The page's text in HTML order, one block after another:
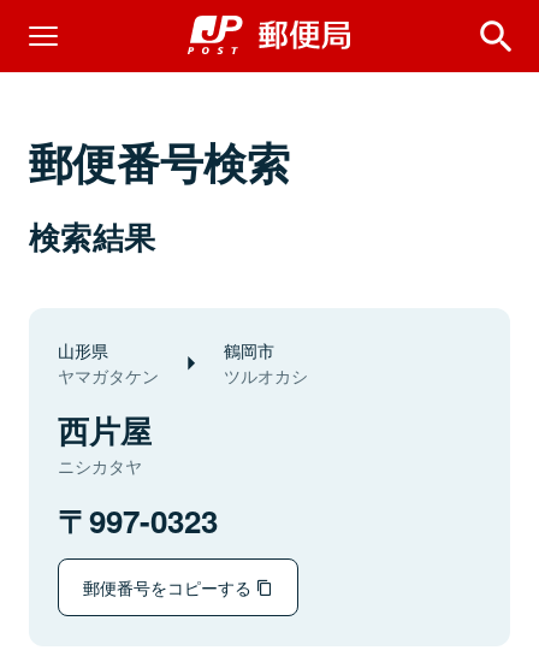
郵便番号検索
検索結果
山形県
ヤマガタケン
鶴岡市
ツルオカシ
西片屋
ニシカタヤ
997-0323
郵便番号をコピーする